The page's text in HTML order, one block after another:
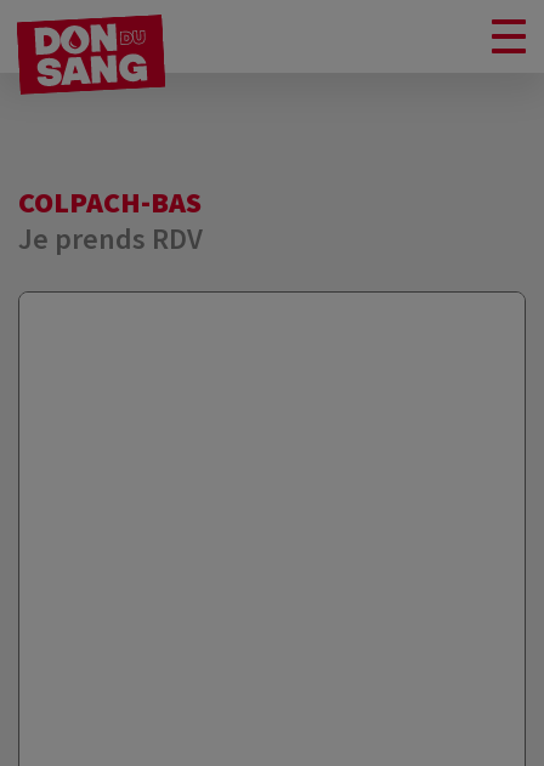
COLPACH-BAS
Je prends RDV